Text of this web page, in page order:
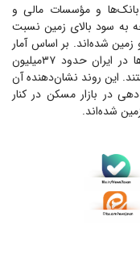
و مؤسسات مالی و
به سود بالای زمین نسبت
و زمین شده‌اند. بر اساس آمار
رسمی سایت کدال، تا پایان سال ۱۳۹۹، بانک‌ها در ایران حدود ۳۷میلیون
این روند نشان‌دهنده آن
در بازار مسکن در کنار
شده‌اند.